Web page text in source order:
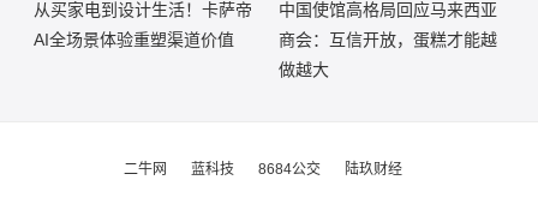
从买家电到设计生活！卡萨帝
AI全场景体验重塑渠道价值
中国使馆高格局回应马来西亚
商会：互信开放，蛋糕才能越
做越大
二牛网 蓝科技 8684公交 陆玖财经